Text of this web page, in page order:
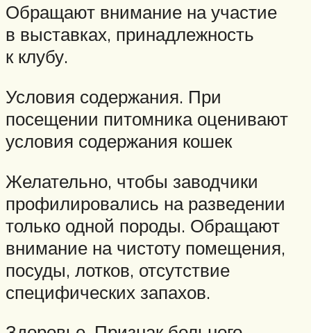
Обращают внимание на участие
в выставках, принадлежность
к клубу.
Условия содержания. При
посещении питомника оценивают
условия содержания кошек
Желательно, чтобы заводчики
профилировались на разведении
только одной породы. Обращают
внимание на чистоту помещения,
посуды, лотков, отсутствие
специфических запахов.